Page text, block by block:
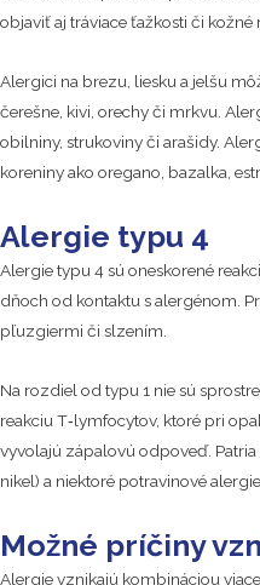
objaviť aj tráviace ťažkosti či kožné
Alergici na brezu, liesku a jelšu
čerešne, kivi, orechy či mrkvu.
obilniny, strukoviny či arašidy.
koreniny ako oregano, bazalka,
Alergie typu 4
Alergie typu 4 sú oneskorené
dňoch od kontaktu s alergénom.
pľuzgiermi či slzením.
Na rozdiel od typu 1 nie sú
reakciu T‑lymfocytov, ktoré pri
vyvolajú zápalovú odpoveď.
nikel) a niektoré potravinové
Možné príčiny
Alergie vznikajú kombináciou